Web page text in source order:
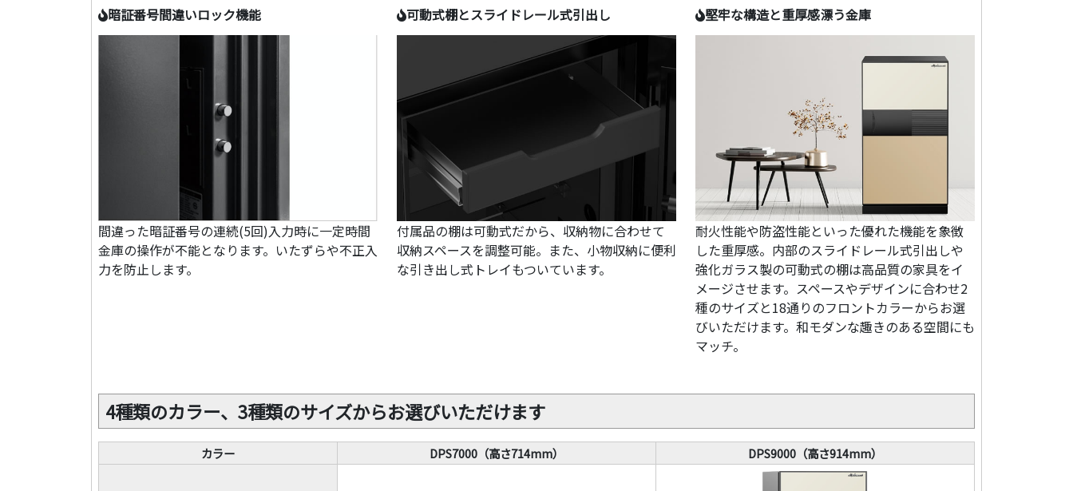
暗証番号間違いロック機能
間違った暗証番号の連続(5回)入力時に一定時間
金庫の操作が不能となります。いたずらや不正入
力を防止します。
可動式棚とスライドレール式引出し
付属品の棚は可動式だから、収納物に合わせて
収納スペースを調整可能。また、小物収納に便利
な引き出し式トレイもついています。
堅牢な構造と重厚感漂う金庫
耐火性能や防盗性能といった優れた機能を象徴
した重厚感。内部のスライドレール式引出しや
強化ガラス製の可動式の棚は高品質の家具をイ
メージさせます。スペースやデザインに合わせ2
種のサイズと18通りのフロントカラーからお選
びいただけます。和モダンな趣きのある空間にも
マッチ。
4種類のカラー、3種類のサイズからお選びいただけます
カラー DPS7000（高さ714mm） DPS9000（高さ914mm）